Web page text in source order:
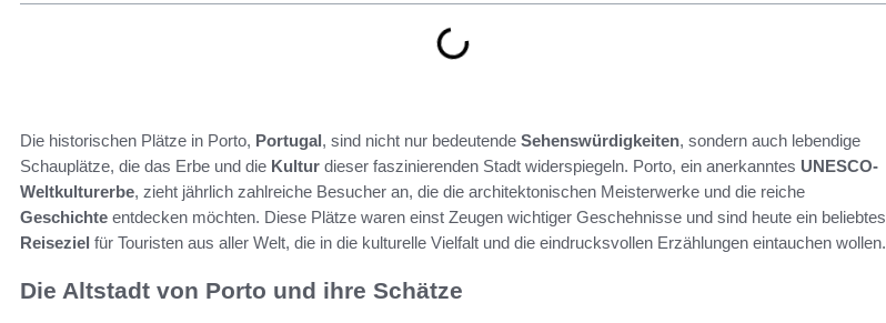
Die historischen Plätze in Porto, Portugal, sind nicht nur bedeutende Sehenswürdigkeiten, sondern auch lebendige
Schauplätze, die das Erbe und die Kultur dieser faszinierenden Stadt widerspiegeln. Porto, ein anerkanntes UNESCO-
Weltkulturerbe, zieht jährlich zahlreiche Besucher an, die die architektonischen Meisterwerke und die reiche
Geschichte entdecken möchten. Diese Plätze waren einst Zeugen wichtiger Geschehnisse und sind heute ein beliebtes
Reiseziel für Touristen aus aller Welt, die in die kulturelle Vielfalt und die eindrucksvollen Erzählungen eintauchen wollen.
Die Altstadt von Porto und ihre Schätze